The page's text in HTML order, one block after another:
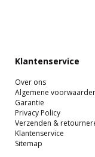
Klantenservice
Over ons
Algemene
Garantie
Privacy Policy
Verzenden &
Klantenservice
Sitemap